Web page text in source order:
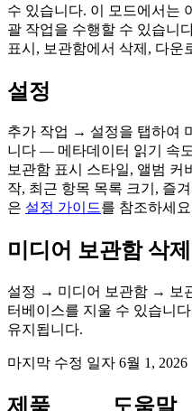
수 있습니다. 이 모드에서는
괄 작업을 수행할 수 있습니
표시, 보관함에서 삭제, 다운
설정
추가 작업 → 설정을 탭하여
니다 — 메타데이터 읽기 속
보관함 표시 스타일, 앨범 커
작, 최근 항목 목록 크기, 즐
은 설정 가이드를 참조하세
미디어 보관함 삭제
설정 → 미디어 보관함 → 보
터베이스를 지울 수 있습니
유지됩니다.
마지막 수정 일자 6월 1, 2026
제품 도움말